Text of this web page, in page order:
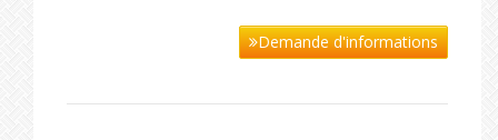
Demande d'informations